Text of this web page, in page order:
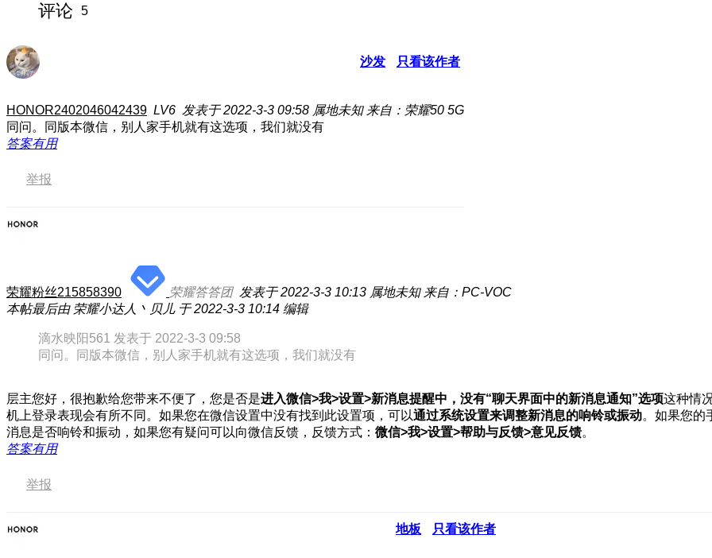
评论 5
沙发 只看该作者
HONOR2402046042439 LV6 发表于 2022-3-3 09:58 属地未知 来自：荣耀50 5G
同问。同版本微信，别人家手机就有这选项，我们就没有
答案有用
举报
荣耀粉丝215858390 荣耀答答团 发表于 2022-3-3 10:13 属地未知 来自：PC-VOC
本帖最后由 荣耀小达人丶贝儿 于 2022-3-3 10:14 编辑
滴水映阳561 发表于 2022-3-3 09:58
同问。同版本微信，别人家手机就有这选项，我们就没有
层主您好，很抱歉给您带来不便了，您是否是进入微信>我>设置>新消息提醒中，没有“聊天界面中的新消息通知”选项这种情
机上登录表现会有所不同。如果您在微信设置中没有找到此设置项，可以通过系统设置来调整新消息的响铃或振动。如果您的
消息是否响铃和振动，如果您有疑问可以向微信反馈，反馈方式： 微信>我>设置>帮助与反馈>意见反馈。
答案有用
举报
地板 只看该作者